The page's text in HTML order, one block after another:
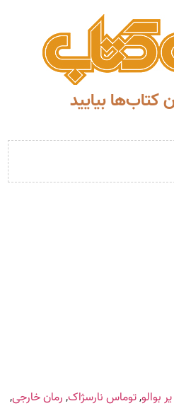
کتاب‌ها بیایید
بوالو, توماس نارسژاک, رمان خارجی,